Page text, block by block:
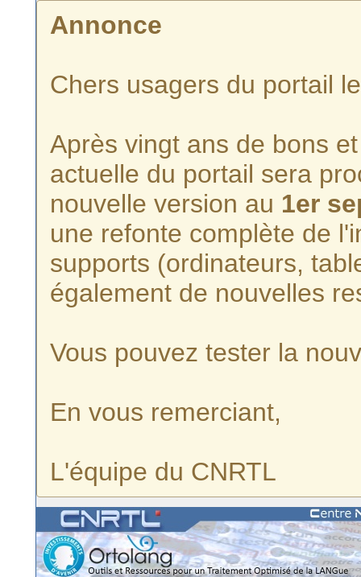
Annonce
Chers usagers du portail
Après vingt ans de bons
actuelle du portail sera
nouvelle version au 1er
une refonte complète de
supports (ordinateurs,
également de nouvelles
Vous pouvez tester la
En vous remerciant,
L'équipe du CNRTL